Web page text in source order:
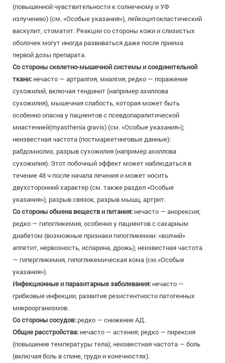
(повышенной чувствительности к солнечному и УФ
излучению) (см. «Особые указания»), лейкоцитокластический
васкулит, стоматит. Реакции со стороны кожи и слизистых
оболочек могут иногда развиваться даже после приема
первой дозы препарата.
Со стороны скелетно-мышечной системы и соединительной
ткани: нечасто — артралгия, миалгия; редко — поражение
сухожилий, включая тендинит (например ахиллова
сухожилия), мышечная слабость, которая может быть
особенно опасна у пациентов с псевдопаралитической
миастенией(myasthenia gravis) (см. «Особые указания»);
неизвестная частота (постмаркетинговые данные):
рабдомиолиз, разрыв сухожилия (например ахиллова
сухожилия). Этот побочный эффект может наблюдаться в
течение 48 ч после начала лечения и может носить
двухсторонний характер (см. также раздел «Особые
указания»), разрыв связок, разрыв мышц, артрит.
Со стороны обмена веществ и питания: нечасто — анорексия;
редко — гипогликемия, особенно у пациентов с сахарным
диабетом (возможные признаки гипогликемии: «волчий»
аппетит, нервозность, испарина, дрожь); неизвестная частота
— гипергликемия, гипогликемическая кома (см.«Особые
указания»).
Инфекционные и паразитарные заболевания: нечасто —
грибковые инфекции, развитие резистентности патогенных
микроорганизмов.
Со стороны сосудов: редко — снижение АД.
Общие расстройства: нечасто — астения; редко — пирексия
(повышение температуры тела); неизвестная частота — боль
(включая боль в спине, груди и конечностях).